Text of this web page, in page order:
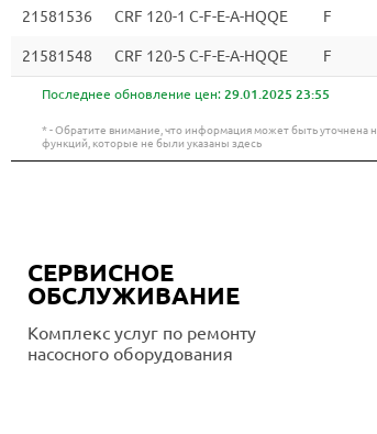
21581536 CRF 120-1 C-F-E-A-HQQE F
21581548 CRF 120-5 C-F-E-A-HQQE F
Последнее обновление цен: 29.01.2025 23:55
* - Обратите внимание, что информация может быть уточнена
функций, которые не были указаны здесь
СЕРВИСНОЕ
ОБСЛУЖИВАНИЕ
Комплекс услуг по ремонту
насосного оборудования